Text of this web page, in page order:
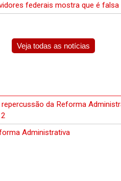
federais mostra que é falsa
Veja todas as notícias
da Reforma
Administrativa